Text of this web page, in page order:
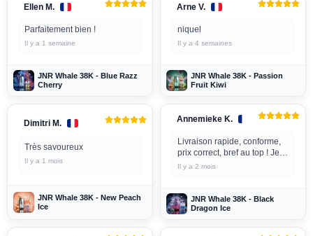
Ellen M.
Parfaitement bien !
Il y a 1 semaine
JNR Whale 38K - Blue Razz
Cherry
Arne V.
niquel
Il y a 4 semaines
JNR Whale 38K - Passion
Fruit Kiwi
Dimitri M.
Très savoureux
Il y a 1 mois
JNR Whale 38K - New Peach
Ice
Annemieke K.
Livraison rapide, conforme,
prix correct, bref au top ! Je
recommande 👌
Il y a 2 mois
JNR Whale 38K - Black
Dragon Ice